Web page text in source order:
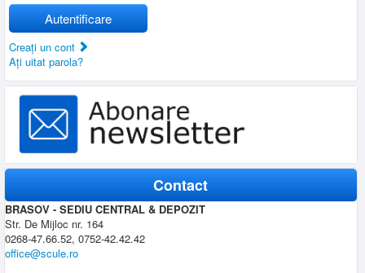
Autentificare
Creaţi un cont
Aţi uitat parola?
Contact
BRASOV - SEDIU CENTRAL & DEPOZIT
Str. De Mijloc nr. 164
0268-47.66.52, 0752-42.42.42
office@scule.ro